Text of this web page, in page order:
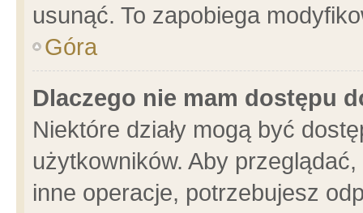
usunąć. To zapobiega
Góra
Dlaczego nie mam dostępu
Niektóre działy mogą być
użytkowników. Aby
inne operacje, potrzebujesz